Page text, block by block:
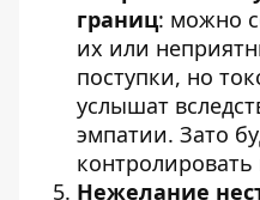
границ: можно
их или
поступки, но
услышат
эмпатии. Зато
Нежелание